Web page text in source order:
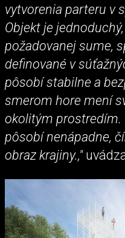
vytvorenia parteru v
Objekt je
požadovanej sume,
definované v
pôsobí stabilne a
smerom hore mení
okolitým prostredím.
pôsobí nenápadne,
obraz krajiny.,"